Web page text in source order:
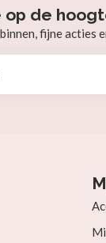
op de
fijne acties